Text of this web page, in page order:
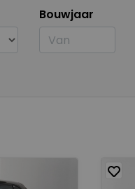
Bouwjaar